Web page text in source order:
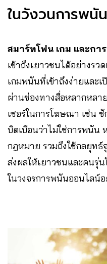
ในวังวนการพนั
สมาร์ทโฟน เกม และกา
เข้าถึงเยาวชนได้อย่างรว
เกมพนันที่เข้าถึงง่ายและเ
ผ่านช่องทางสื่อหลากหล
เซอร์ในการโฆษณา เช่น
บิดเบือนว่าไม่ใช่การพนัน
กฎหมาย รวมถึงใช้กลยุทธ์
ส่งผลให้เยาวชนและคนรุ่
ในวงจรการพนันออนไลน์